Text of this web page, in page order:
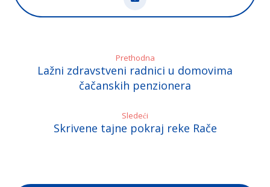
Prethodna
Lažni zdravstveni radnici u domovima
čačanskih penzionera
Sledeći
Skrivene tajne pokraj reke Rače